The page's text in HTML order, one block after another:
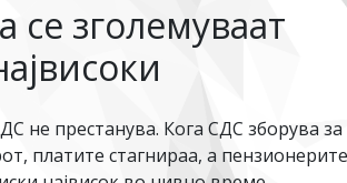
се зголемуваат
не престанува. Кога СДС зборува за
платите стагнираа, а пензионерите